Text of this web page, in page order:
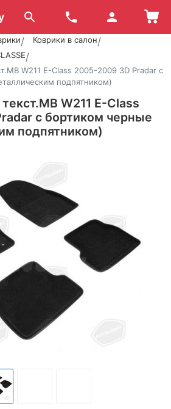
Коврики в салон
W211 E-Class 2005-2009 3D Pradar с
подпятником)
W211 E-Class
с бортиком черные
подпятником)